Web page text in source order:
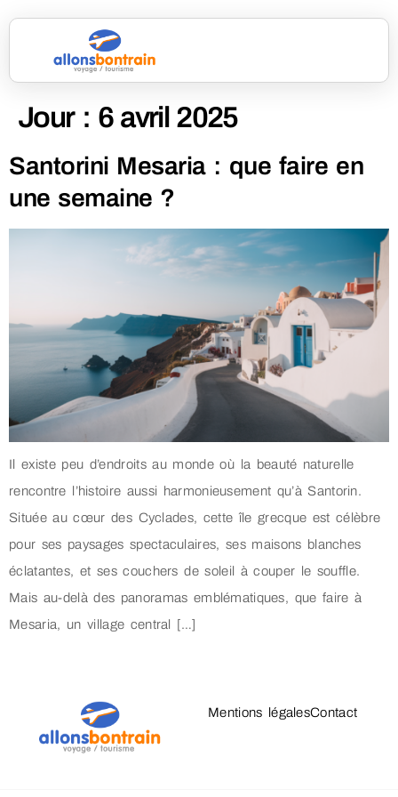
Jour : 6 avril 2025
Santorini Mesaria : que faire en
une semaine ?
Il existe peu d’endroits au monde où la beauté naturelle
rencontre l’histoire aussi harmonieusement qu’à Santorin.
Située au cœur des Cyclades, cette île grecque est célèbre
pour ses paysages spectaculaires, ses maisons blanches
éclatantes, et ses couchers de soleil à couper le souffle.
Mais au-delà des panoramas emblématiques, que faire à
Mesaria, un village central […]
Mentions légalesContact